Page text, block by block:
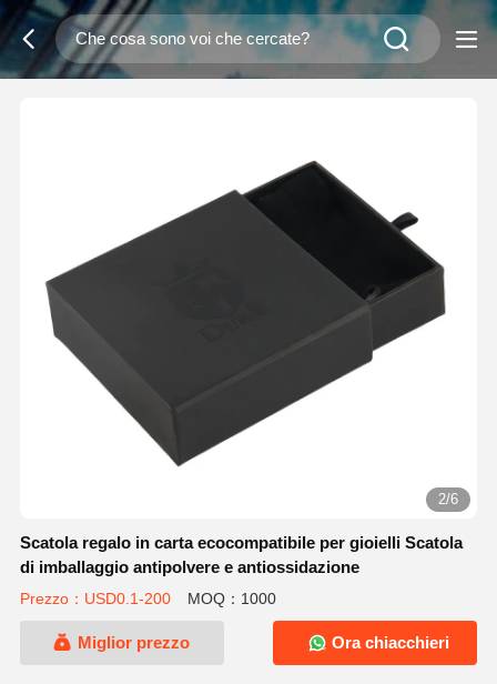
2/6
Scatola regalo in carta ecocompatibile per gioielli Scatola
di imballaggio antipolvere e antiossidazione
Prezzo：USD0.1-200 MOQ：1000
Miglior prezzo Ora chiacchieri